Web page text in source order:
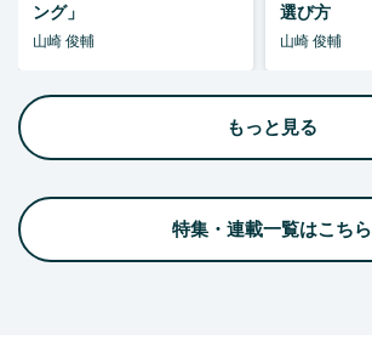
ング」
山崎 俊輔
選び方
山崎 俊輔
もっと見る
特集・連載一覧はこちら